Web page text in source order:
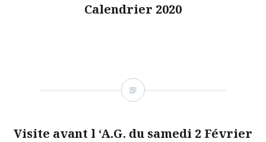
Calendrier 2020
Visite avant l ‘A.G. du samedi 2 Février